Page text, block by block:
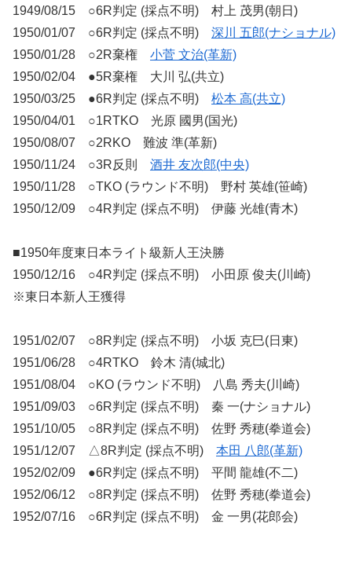
1949/08/15 ○6R判定 (採点不明) 村上 茂男(朝日)
1950/01/07 ○6R判定 (採点不明) 深川 五郎(ナショナル)
1950/01/28 ○2R棄権 小菅 文治(革新)
1950/02/04 ●5R棄権 大川 弘(共立)
1950/03/25 ●6R判定 (採点不明) 松本 高(共立)
1950/04/01 ○1RTKO 光原 國男(国光)
1950/08/07 ○2RKO 難波 準(革新)
1950/11/24 ○3R反則 酒井 友次郎(中央)
1950/11/28 ○TKO (ラウンド不明) 野村 英雄(笹崎)
1950/12/09 ○4R判定 (採点不明) 伊藤 光雄(青木)
■1950年度東日本ライト級新人王決勝
1950/12/16 ○4R判定 (採点不明) 小田原 俊夫(川崎)
※東日本新人王獲得
1951/02/07 ○8R判定 (採点不明) 小坂 克巳(日東)
1951/06/28 ○4RTKO 鈴木 清(城北)
1951/08/04 ○KO (ラウンド不明) 八島 秀夫(川崎)
1951/09/03 ○6R判定 (採点不明) 秦 一(ナショナル)
1951/10/05 ○8R判定 (採点不明) 佐野 秀穂(拳道会)
1951/12/07 △8R判定 (採点不明) 本田 八郎(革新)
1952/02/09 ●6R判定 (採点不明) 平間 龍雄(不二)
1952/06/12 ○8R判定 (採点不明) 佐野 秀穂(拳道会)
1952/07/16 ○6R判定 (採点不明) 金 一男(花郎会)